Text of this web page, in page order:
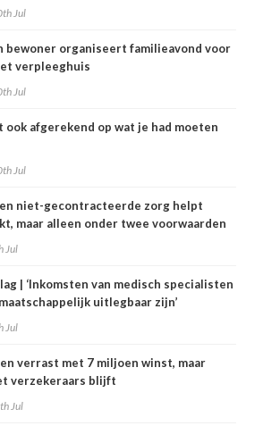
Jul
bewoner organiseert familieavond voor
verpleeghuis
Jul
ook afgerekend op wat je had moeten
Jul
niet-gecontracteerde zorg helpt
maar alleen onder twee voorwaarden
Jul
| ‘Inkomsten van medisch specialisten
uitlegbaar zijn’
Jul
verrast met 7 miljoen winst, maar
verzekeraars blijft
Jul